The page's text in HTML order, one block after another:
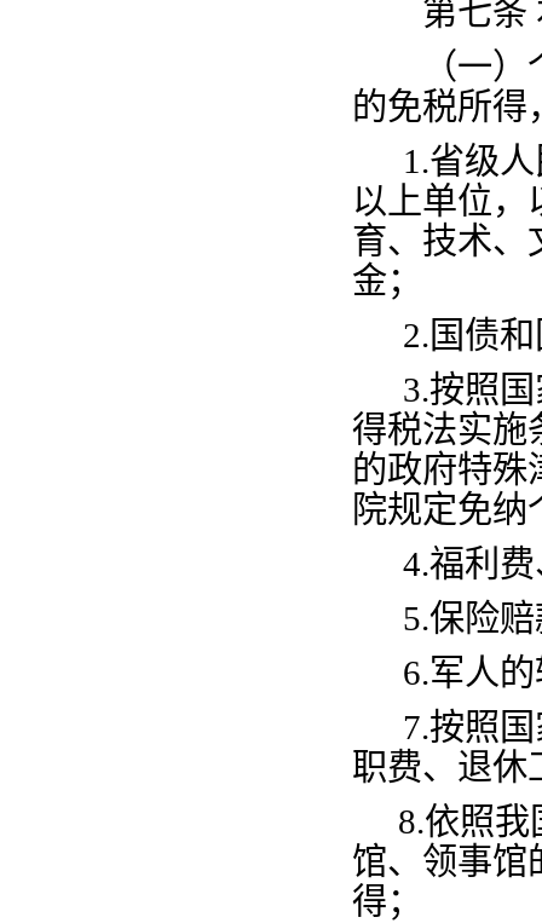
第七条
（一）个
的免税所得
1.省级
以上单位，
育、技术、
金；
2. 国债
3.按照
得税法实施
的政府特殊
院规定免
4.福利
5.保险
6.军人
7.按照
职费、退休
8.依照我
馆、领事馆
得；